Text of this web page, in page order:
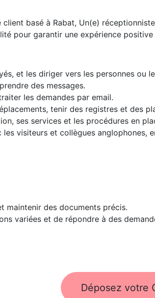
basé à Rabat, Un(e)
pour garantir une expérience
et les diriger vers les personnes ou
des messages.
les demandes par email.
tenir des registres et des
ses services et les procédures en
visiteurs et collègues anglophones,
maintenir des documents précis.
variées et de répondre à des
Déposez votre